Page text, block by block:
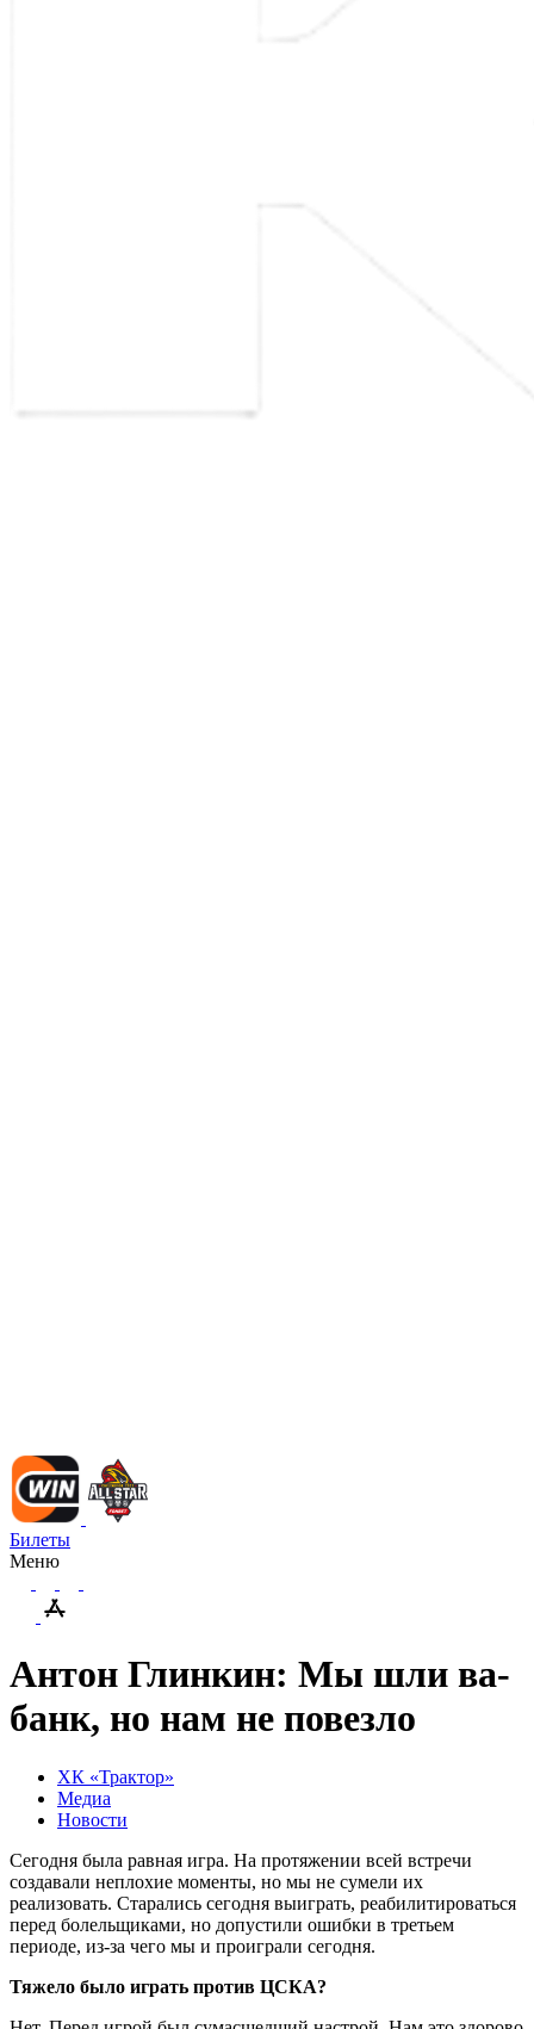
Билеты
Меню
Антон Глинкин: Мы шли ва-
банк, но нам не повезло
ХК «Трактор»
Медиа
Новости
Сегодня была равная игра. На протяжении всей встречи
создавали неплохие моменты, но мы не сумели их
реализовать. Старались сегодня выиграть, реабилитироваться
перед болельщиками, но допустили ошибки в третьем
периоде, из-за чего мы и проиграли сегодня.
Тяжело было играть против ЦСКА?